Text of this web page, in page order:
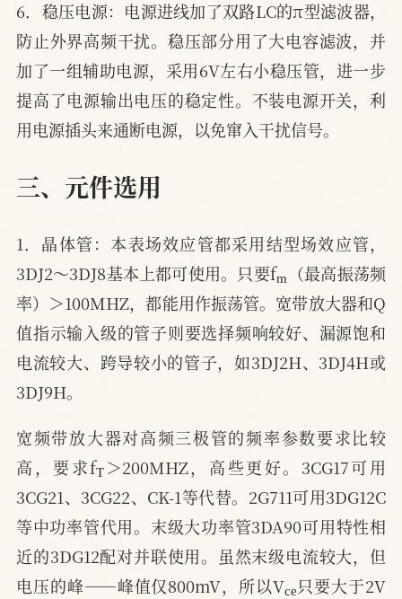
6．稳压电源：电源进线加了双路LC的π型滤波器，
防止外界高频干扰。稳压部分用了大电容滤波，并
加了一组辅助电源，采用6V左右小稳压管，进一步
提高了电源输出电压的稳定性。不装电源开关，利
用电源插头来通断电源，以免窜入干扰信号。
三、元件选用
1．晶体管：本表场效应管都采用结型场效应管，
3DJ2～3DJ8基本上都可使用。只要fm（最高振荡频
率）＞100MHZ，都能用作振荡管。宽带放大器和Q
值指示输入级的管子则要选择频响较好、漏源饱和
电流较大、跨导较小的管子，如3DJ2H、3DJ4H或
3DJ9H。
宽频带放大器对高频三极管的频率参数要求比较
高，要求fT＞200MHZ，高些更好。3CG17可用
3CG21、3CG22、CK-1等代替。2G711可用3DG12C
等中功率管代用。末级大功率管3DA90可用特性相
近的3DG12配对并联使用。虽然末级电流较大，但
电压的峰——峰值仅800mV，所以V ce只要大于2V